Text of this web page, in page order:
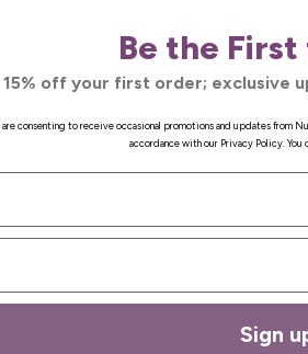
Be the
off your first order; exclusive
consenting to receive occasional promotions and updates from
accordance with our Privacy Policy. You
Sign